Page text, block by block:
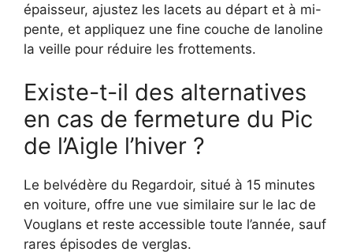
épaisseur, ajustez les lacets au départ et à mi-
pente, et appliquez une fine couche de lanoline
la veille pour réduire les frottements.
Existe-t-il des alternatives
en cas de fermeture du Pic
de l’Aigle l’hiver ?
Le belvédère du Regardoir, situé à 15 minutes
en voiture, offre une vue similaire sur le lac de
Vouglans et reste accessible toute l’année, sauf
rares épisodes de verglas.